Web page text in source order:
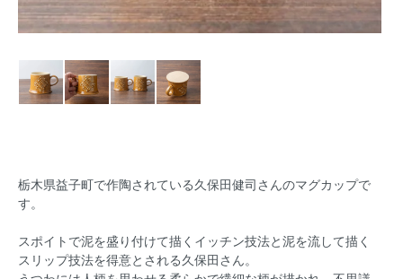
栃木県益子町で作陶されている久保田健司さんのマグカップで
す。
スポイトで泥を盛り付けて描くイッチン技法と泥を流して描く
スリップ技法を得意とされる久保田さん。